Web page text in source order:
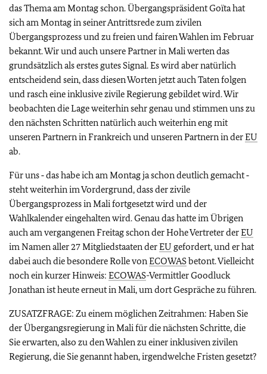
das Thema am Montag schon. Übergangspräsident Goïta hat
sich am Montag in seiner Antrittsrede zum zivilen
Übergangsprozess und zu freien und fairen Wahlen im Februar
bekannt. Wir und auch unsere Partner in Mali werten das
grundsätzlich als erstes gutes Signal. Es wird aber natürlich
entscheidend sein, dass diesen Worten jetzt auch Taten folgen
und rasch eine inklusive zivile Regierung gebildet wird. Wir
beobachten die Lage weiterhin sehr genau und stimmen uns zu
den nächsten Schritten natürlich auch weiterhin eng mit
unseren Partnern in Frankreich und unseren Partnern in derEU
ab.
Für uns ‑ das habe ich am Montag ja schon deutlich gemacht ‑
steht weiterhin im Vordergrund, dass der zivile
Übergangsprozess in Mali fortgesetzt wird und der
Wahlkalender eingehalten wird. Genau das hatte im Übrigen
auch am vergangenen Freitag schon der Hohe Vertreter derEU
im Namen aller 27 Mitgliedstaaten derEU gefordert, und er hat
dabei auch die besondere Rolle vonECOWASbetont. Vielleicht
noch ein kurzer Hinweis: ECOWAS-Vermittler Goodluck
Jonathan ist heute erneut in Mali, um dort Gespräche zu führen.
ZUSATZFRAGE: Zu einem möglichen Zeitrahmen: Haben Sie
der Übergangsregierung in Mali für die nächsten Schritte, die
Sie erwarten, also zu den Wahlen zu einer inklusiven zivilen
Regierung, die Sie genannt haben, irgendwelche Fristen gesetzt?